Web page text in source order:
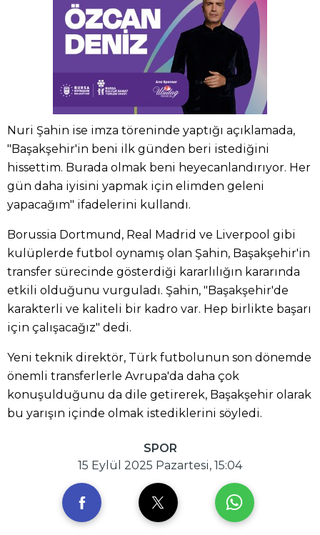
Nuri Şahin ise imza töreninde yaptığı açıklamada,
"Başakşehir'in beni ilk günden beri istediğini
hissettim. Burada olmak beni heyecanlandırıyor. Her
gün daha iyisini yapmak için elimden geleni
yapacağım" ifadelerini kullandı.
Borussia Dortmund, Real Madrid ve Liverpool gibi
kulüplerde futbol oynamış olan Şahin, Başakşehir'in
transfer sürecinde gösterdiği kararlılığın kararında
etkili olduğunu vurguladı. Şahin, "Başakşehir'de
karakterli ve kaliteli bir kadro var. Hep birlikte başarı
için çalışacağız" dedi.
Yeni teknik direktör, Türk futbolunun son dönemde
önemli transferlerle Avrupa'da daha çok
konuşulduğunu da dile getirerek, Başakşehir olarak
bu yarışın içinde olmak istediklerini söyledi.
SPOR
15 Eylül 2025 Pazartesi, 15:04